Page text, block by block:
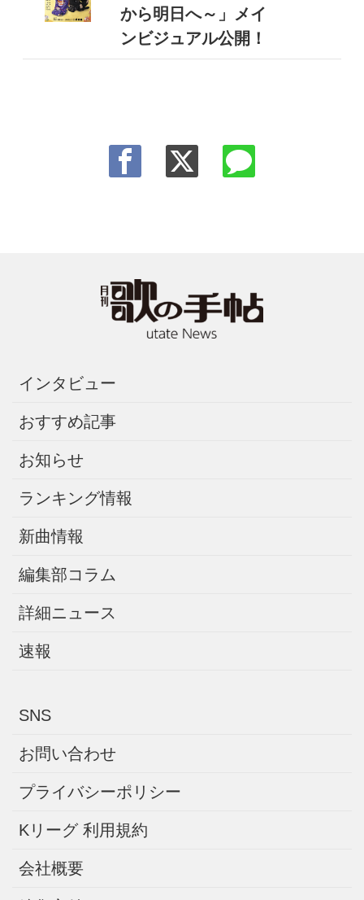
から明日へ～」メイ
ンビジュアル公開！
インタビュー
おすすめ記事
お知らせ
ランキング情報
新曲情報
編集部コラム
詳細ニュース
速報
SNS
お問い合わせ
プライバシーポリシー
Kリーグ 利用規約
会社概要